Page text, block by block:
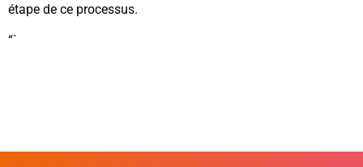
étape de ce processus.
“`